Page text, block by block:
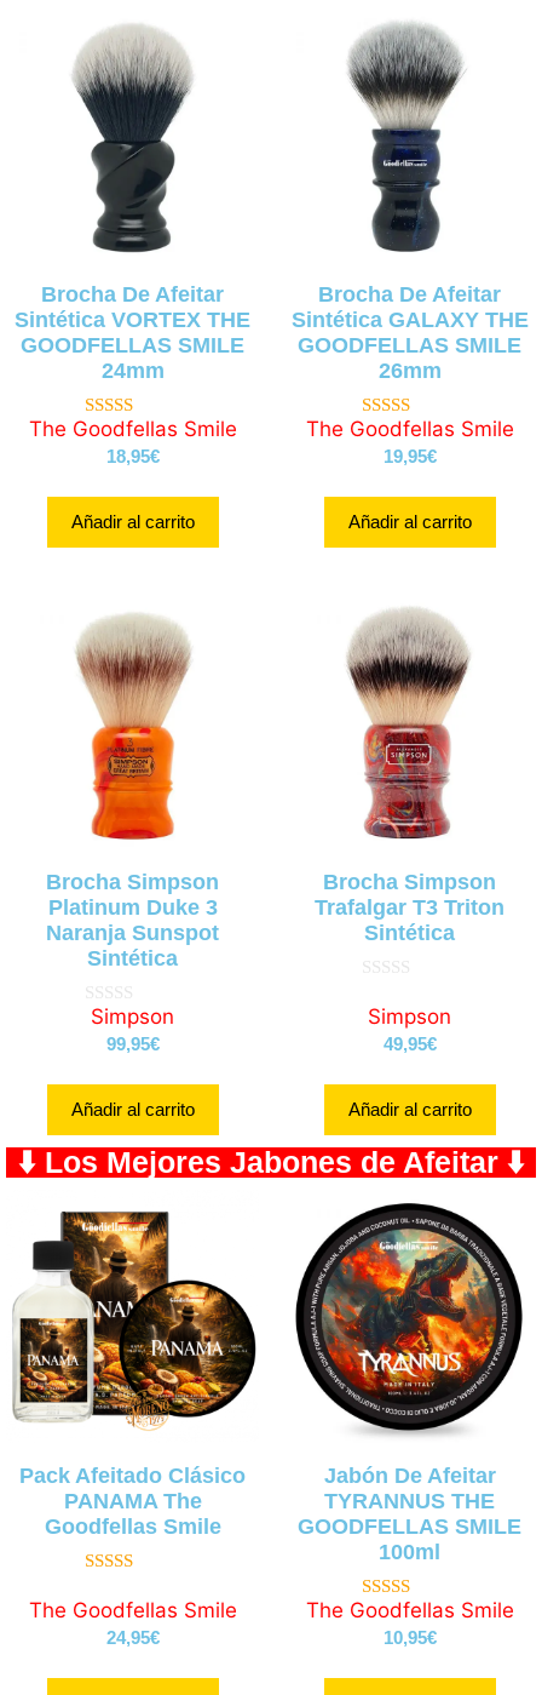
Brocha De Afeitar
Sintética VORTEX THE
GOODFELLAS SMILE
24mm
4.90
de 5
The Goodfellas Smile
18,95€
Añadir al carrito
Brocha De Afeitar
Sintética GALAXY THE
GOODFELLAS SMILE
26mm
4.89
de 5
The Goodfellas Smile
19,95€
Añadir al carrito
Brocha Simpson
Platinum Duke 3
Naranja Sunspot
Sintética
0Simpson
99,95€
Añadir al carrito
Brocha Simpson
Trafalgar T3 Triton
Sintética
d
eSimpson
49,95€
Añadir al carrito
⬇️ Los Mejores Jabones de Afeitar ⬇️
Pack Afeitado Clásico
PANAMA The
Goodfellas Smile
de 5
The Goodfellas Smile
24,95€
Jabón De Afeitar
TYRANNUS THE
GOODFELLAS SMILE
100ml
5.00
de 5
The Goodfellas Smile
10,95€